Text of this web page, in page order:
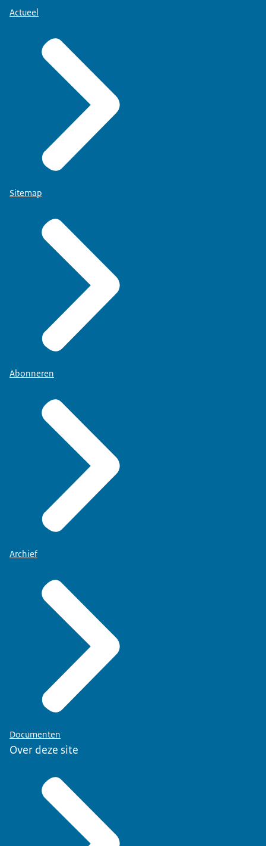
Actueel
Sitemap
Abonneren
Archief
Documenten
Over deze site